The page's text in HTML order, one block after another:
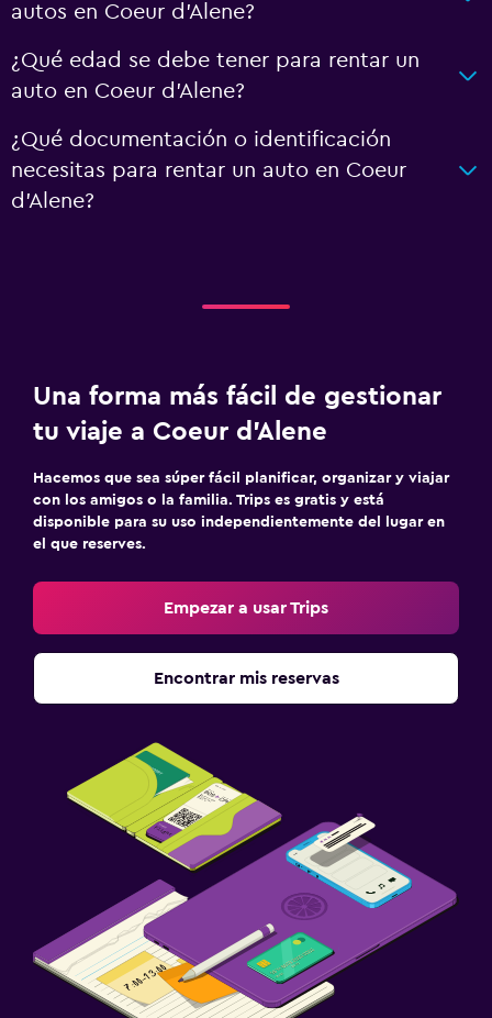
autos en Coeur d'Alene?
¿Qué edad se debe tener para rentar un
auto en Coeur d'Alene?
¿Qué documentación o identificación
necesitas para rentar un auto en Coeur
d'Alene?
Una forma más fácil de gestionar
tu viaje a Coeur d'Alene
Hacemos que sea súper fácil planificar, organizar y viajar
con los amigos o la familia. Trips es gratis y está
disponible para su uso independientemente del lugar en
el que reserves.
Empezar a usar Trips
Encontrar mis reservas